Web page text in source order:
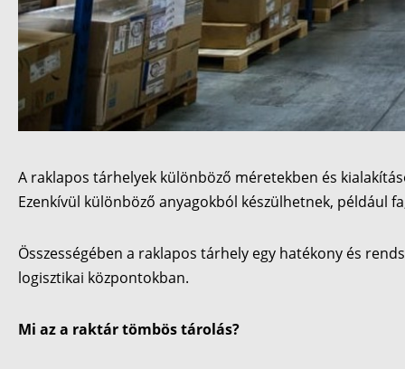
A raklapos tárhelyek különböző méretekben és
Ezenkívül különböző anyagokból készülhetnek, például
Összességében a raklapos tárhely egy hatékony és
logisztikai központokban.
Mi az a raktár tömbös tárolás?